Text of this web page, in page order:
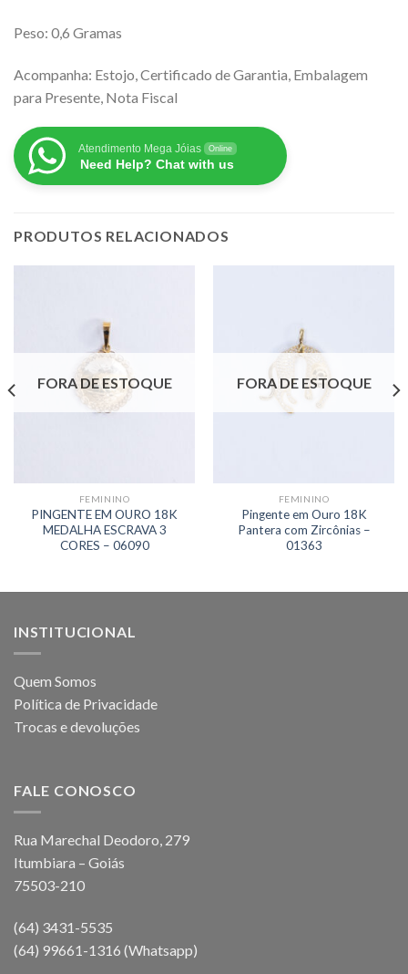
Peso: 0,6 Gramas
Acompanha: Estojo, Certificado de Garantia, Embalagem
para Presente, Nota Fiscal
Atendimento Mega Jóias Online
Need Help? Chat with us
PRODUTOS RELACIONADOS
FORA DE ESTOQUE
FEMININO
PINGENTE EM OURO 18K
MEDALHA ESCRAVA 3
CORES – 06090
FORA DE ESTOQUE
FEMININO
Pingente em Ouro 18K
Pantera com Zircônias –
01363
INSTITUCIONAL
Quem Somos
Política de Privacidade
Trocas e devoluções
FALE CONOSCO
Rua Marechal Deodoro, 279
Itumbiara – Goiás
75503-210
(64) 3431-5535
(64) 99661-1316 (Whatsapp)